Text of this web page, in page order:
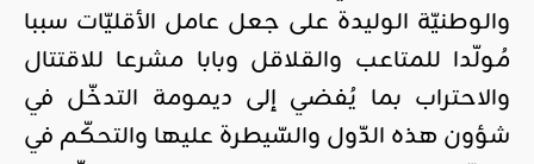
والوطنيّة الوليدة على جعل عامل الأقليّات سببا
مُولّدا للمتاعب والقلاقل وبابا مشرعا للاقتتال
والاحتراب بما يُفضي إلى ديمومة التدخّل في
شؤون هذه الدّول والسّيطرة عليها والتحكّم في